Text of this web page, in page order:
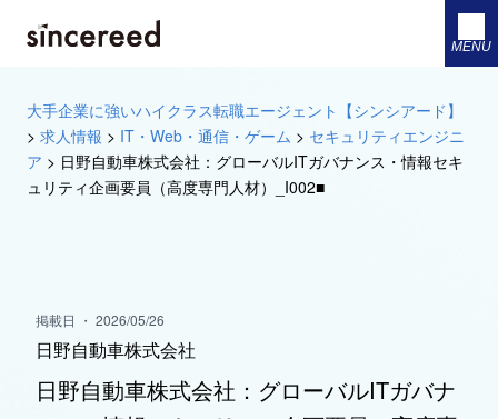
MENU
大手企業に強いハイクラス転職エージェント【シンシアード】
> 求人情報 > IT・Web・通信・ゲーム > セキュリティエンジニ
ア > 日野自動車株式会社：グローバルITガバナンス・情報セキ
ュリティ企画要員（高度専門人材）_I002■
掲載日 ・ 2026/05/26
日野自動車株式会社
日野自動車株式会社：グローバルITガバナ